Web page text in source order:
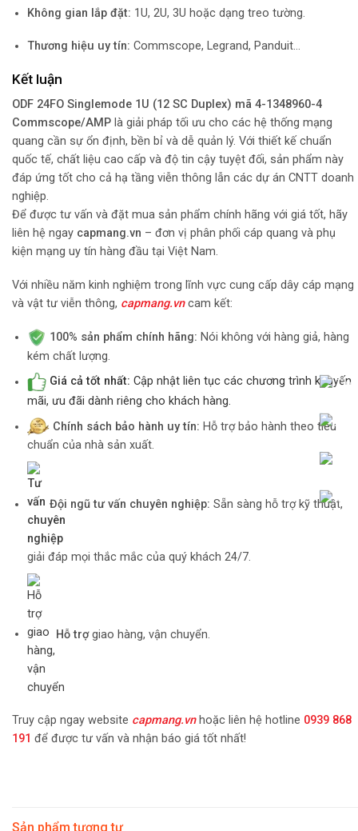
Không gian lắp đặt: 1U, 2U, 3U hoặc dạng treo tường.
Thương hiệu uy tín: Commscope, Legrand, Panduit…
Kết luận
ODF 24FO Singlemode 1U (12 SC Duplex) mã 4-1348960-4
Commscope/AMP là giải pháp tối ưu cho các hệ thống mạng
quang cần sự ổn định, bền bỉ và dễ quản lý. Với thiết kế chuẩn
quốc tế, chất liệu cao cấp và độ tin cậy tuyệt đối, sản phẩm này
đáp ứng tốt cho cả hạ tầng viễn thông lẫn các dự án CNTT doanh
nghiệp.
Để được tư vấn và đặt mua sản phẩm chính hãng với giá tốt, hãy
liên hệ ngay capmang.vn – đơn vị phân phối cáp quang và phụ
kiện mạng uy tín hàng đầu tại Việt Nam.
Với nhiều năm kinh nghiệm trong lĩnh vực cung cấp dây cáp mạng
và vật tư viễn thông, capmang.vncam kết:
100% sản phẩm chính hãng: Nói không với hàng giả, hàng
kém chất lượng.
Giá cả tốt nhất: Cập nhật liên tục các chương trình khuyến
mãi, ưu đãi dành riêng cho khách hàng.
Chính sách bảo hành uy tín: Hỗ trợ bảo hành theo tiêu
chuẩn của nhà sản xuất.
Đội ngũ tư vấn chuyên nghiệp: Sẵn sàng hỗ trợ kỹ thuật,
giải đáp mọi thắc mắc của quý khách 24/7.
Hỗ trợgiao hàng, vận chuyển.
Truy cập ngay website capmang.vnhoặc liên hệ hotline 0939 868
191 để được tư vấn và nhận báo giá tốt nhất!
Sản phẩm tương tự